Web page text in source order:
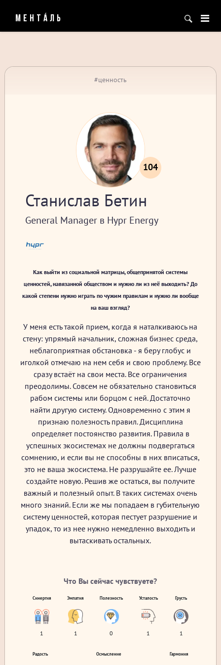
МЕНТÁЛЬ
#ценность
104
Станислав Бетин
General Manager в Hypr Energy
Как выйти из социальной матрицы, общепринятой системы
ценностей, навязанной обществом и нужно ли из неё выходить? До
какой степени нужно играть по чужим правилам и нужно ли вообще
на ваш взгляд?
У меня есть такой прием, когда я наталкиваюсь на
стену: упрямый начальник, сложная бизнес среда,
неблагоприятная обстановка - я беру глобус и
иголкой отмечаю на нем себя и свою проблему. Все
сразу встаёт на свои места. Все ограничения
преодолимы. Совсем не обязательно становиться
рабом системы или борцом с ней. Достаточно
найти другую систему. Одновременно с этим я
признаю полезность правил. Дисциплина
определяет постоянство развития. Правила в
успешных экосистемах не должны подвергаться
сомнению, и если вы не способны в них вписаться,
это не ваша экосистема. Не разрушайте ее. Лучше
создайте новую. Решив же остаться, вы получите
важный и полезный опыт. В таких системах очень
много знаний. Если же мы попадаем в губительную
систему ценностей, которая пестует разрушение и
упадок, то из нее нужно немедленно выходить и
вытаскивать остальных.
Что Вы сейчас чувствуете?
Синергия
1
Эмпатия
1
Полезность
0
Усталость
1
Грусть
1
Радость Осмысление Гармония